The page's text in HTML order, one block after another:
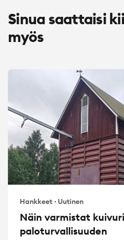
Sinua saattaisi
myös
Hankkeet · Uutinen
Näin varmistat
paloturvallisuuden